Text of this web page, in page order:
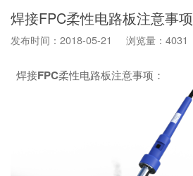
焊接FPC柔性电路板注意事项
发布时间：2018-05-21 浏览量：4031
焊接FPC柔性电路板注意事项：